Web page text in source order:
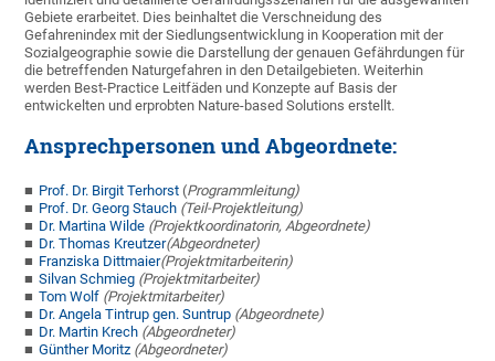
Gebiete erarbeitet. Dies beinhaltet die Verschneidung des
Gefahrenindex mit der Siedlungsentwicklung in Kooperation mit der
Sozialgeographie sowie die Darstellung der genauen Gefährdungen für
die betreffenden Naturgefahren in den Detailgebieten. Weiterhin
werden Best-Practice Leitfäden und Konzepte auf Basis der
entwickelten und erprobten Nature-based Solutions erstellt.
Ansprechpersonen und Abgeordnete:
Prof. Dr. Birgit Terhorst (Programmleitung)
Prof. Dr. Georg Stauch (Teil-Projektleitung)
Dr. Martina Wilde (Projektkoordinatorin, Abgeordnete)
Dr. Thomas Kreutzer(Abgeordneter)
Franziska Dittmaier(Projektmitarbeiterin)
Silvan Schmieg (Projektmitarbeiter)
Tom Wolf (Projektmitarbeiter)
Dr. Angela Tintrup gen. Suntrup (Abgeordnete)
Dr. Martin Krech (Abgeordneter)
Günther Moritz (Abgeordneter)